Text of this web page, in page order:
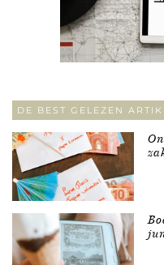
DE BEST GELEZEN